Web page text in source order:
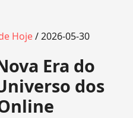
Hoje/ 2026-05-30
Era do
dos